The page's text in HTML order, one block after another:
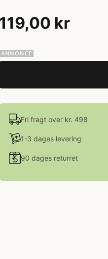
119,00 kr
Fri fragt over kr. 498
1-3 dages levering
90 dages returret